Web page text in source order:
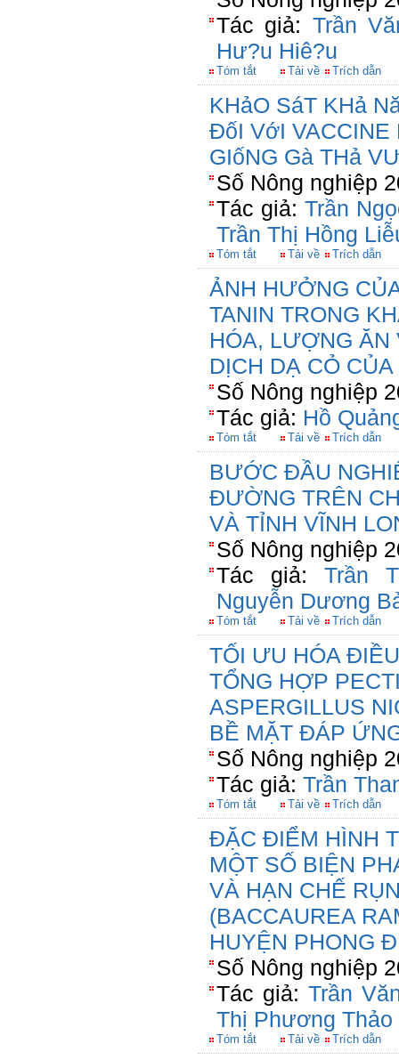
Tác giả: Trần
Hư?u Hiê?u
Tóm tắt Tải về Trích dẫn
KHảO SáT KHả
ĐốI VớI VACCINE
GIốNG Gà THả
Số Nông nghiệp
Tác giả:Trần
Trần Thị Hồng
Tóm tắt Tải về Trích dẫn
ẢNH HƯỞNG
TANIN TRONG
HÓA, LƯỢNG ĂN
DỊCH DẠ CỎ CỦA
Số Nông nghiệp
Tác giả: Hồ
Tóm tắt Tải về Trích dẫn
BƯỚC ĐẦU
ĐƯỜNG TRÊN
VÀ TỈNH VĨNH
Số Nông nghiệp
Tác giả: Trần
Nguyễn Dương
Tóm tắt Tải về Trích dẫn
TỐI ƯU HÓA
TỔNG HỢP
ASPERGILLUS
BỀ MẶT ĐÁP
Số Nông nghiệp
Tác giả: Trần
Tóm tắt Tải về Trích dẫn
ĐẶC ĐIỂM HÌNH
MỘT SỐ BIỆN
VÀ HẠN CHẾ
(BACCAUREA
HUYỆN PHONG
Số Nông nghiệp
Tác giả: Trần
Thị Phương Thảo
Tóm tắt Tải về Trích dẫn